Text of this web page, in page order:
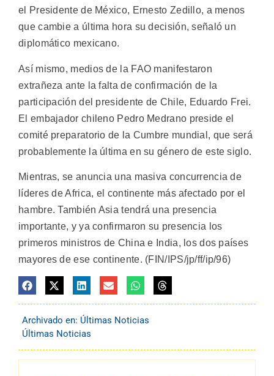
el Presidente de México, Ernesto Zedillo, a menos
que cambie a última hora su decisión, señaló un
diplomático mexicano.
Así mismo, medios de la FAO manifestaron
extrañeza ante la falta de confirmación de la
participación del presidente de Chile, Eduardo Frei.
El embajador chileno Pedro Medrano preside el
comité preparatorio de la Cumbre mundial, que será
probablemente la última en su género de este siglo.
Mientras, se anuncia una masiva concurrencia de
líderes de Africa, el continente más afectado por el
hambre. También Asia tendrá una presencia
importante, y ya confirmaron su presencia los
primeros ministros de China e India, los dos países
mayores de ese continente. (FIN/IPS/jp/ff/ip/96)
Archivado en: Últimas Noticias
Últimas Noticias